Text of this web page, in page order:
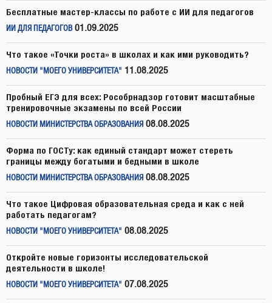
Бесплатные мастер-классы по работе с ИИ для педагогов
ИИ ДЛЯ ПЕДАГОГОВ 01.09.2025
Что такое «Точки роста» в школах и как ими руководить?
НОВОСТИ "МОЕГО УНИВЕРСИТЕТА" 11.08.2025
Пробный ЕГЭ для всех: Рособрнадзор готовит масштабные
тренировочные экзамены по всей России
НОВОСТИ МИНИСТЕРСТВА ОБРАЗОВАНИЯ 08.08.2025
Форма по ГОСТу: как единый стандарт может стереть
границы между богатыми и бедными в школе
НОВОСТИ МИНИСТЕРСТВА ОБРАЗОВАНИЯ 08.08.2025
Что такое Цифровая образовательная среда и как с ней
работать педагогам?
НОВОСТИ "МОЕГО УНИВЕРСИТЕТА" 08.08.2025
Откройте новые горизонты исследовательской
деятельности в школе!
НОВОСТИ "МОЕГО УНИВЕРСИТЕТА" 07.08.2025